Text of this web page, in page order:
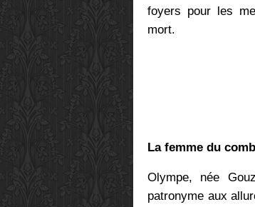
foyers pour les
mort.
La femme du
Olympe, née
patronyme aux